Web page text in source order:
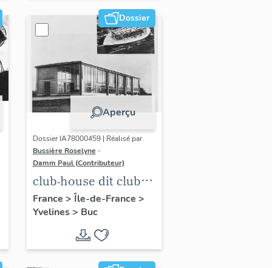
Dossier
Aperçu
Dossier IA78000459 | Réalisé par
Bussière Roselyne -
Damm Paul (Contributeur)
club-house dit club
Roland Garros
France > Île-de-France >
Yvelines> Buc